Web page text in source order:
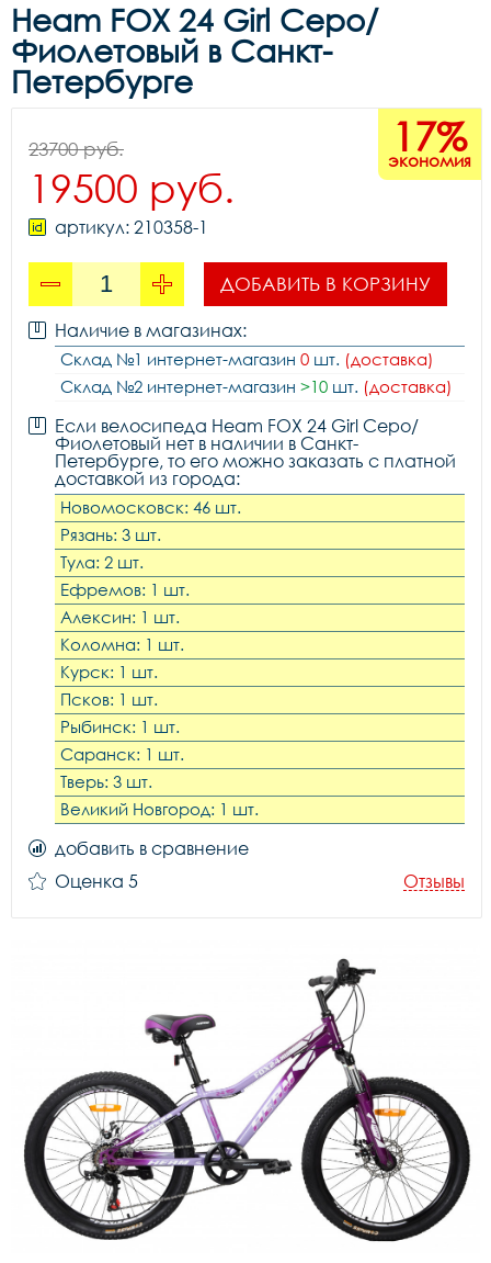
Heam FOX 24 Girl Серо/
Фиолетовый в Санкт-
Петербурге
17%
экономия
23700 руб.
19500 руб.
артикул: 210358-1
ДОБАВИТЬ В КОРЗИНУ
Наличие в магазинах:
Склад №1 интернет-магазин 0 шт. (доставка)
Склад №2 интернет-магазин >10 шт. (доставка)
Если велосипеда Heam FOX 24 Girl Серо/
Фиолетовый нет в наличии в Санкт-
Петербурге, то его можно заказать с платной
доставкой из города:
Новомосковск: 46 шт.
Рязань: 3 шт.
Тула: 2 шт.
Ефремов: 1 шт.
Алексин: 1 шт.
Коломна: 1 шт.
Курск: 1 шт.
Псков: 1 шт.
Рыбинск: 1 шт.
Саранск: 1 шт.
Тверь: 3 шт.
Великий Новгород: 1 шт.
добавить в сравнение
Оценка 5
Отзывы